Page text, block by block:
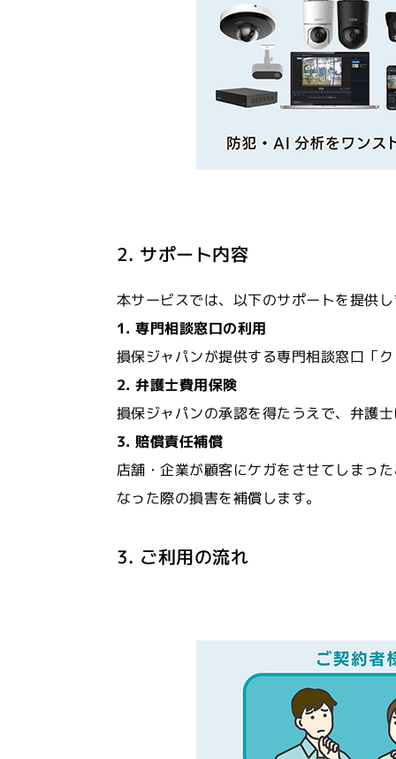
2. サポート内容
本サービスでは、以下のサポートを提供
1. 専門相談窓口の利用
損保ジャパンが提供する専門相談窓口「
2. 弁護士費用保険
損保ジャパンの承認を得たうえで、弁護
3.賠償責任補償
店舗・企業が顧客にケガをさせてしまっ
なった際の損害を補償します。
3. ご利用の流れ